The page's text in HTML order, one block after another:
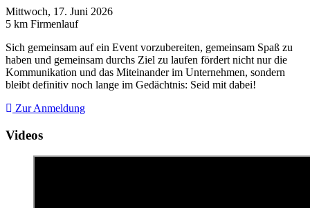
Mittwoch, 17. Juni 2026
5 km Firmenlauf
Sich gemeinsam auf ein Event vorzubereiten, gemeinsam Spaß zu
haben und gemeinsam durchs Ziel zu laufen fördert nicht nur die
Kommunikation und das Miteinander im Unternehmen, sondern
bleibt definitiv noch lange im Gedächtnis: Seid mit dabei!
Zur Anmeldung
Videos